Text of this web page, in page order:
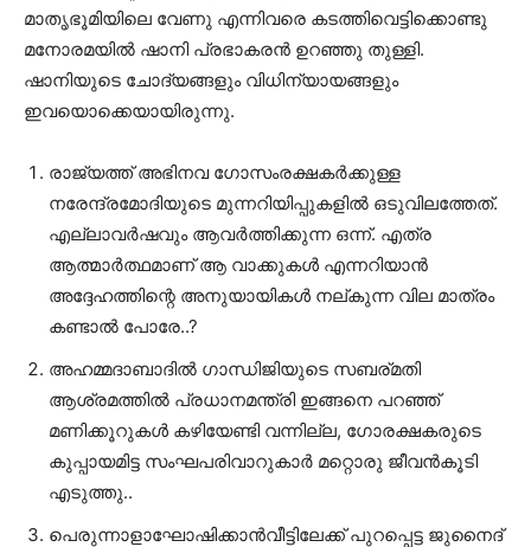
മാതൃഭൂമിയിലെ വേണു എന്നിവരെ കടത്തിവെട്ടിക്കൊണ്ടു
മനോരമയിൽ ഷാനി പ്രഭാകരൻ ഉറഞ്ഞു തുള്ളി.
ഷാനിയുടെ ചോദ്യങ്ങളും വിധിന്യായങ്ങളും
ഇവയൊക്കെയായിരുന്നു.
രാജ്യത്ത് അഭിനവ ഗോസംരക്ഷകർക്കുള്ള
നരേന്ദ്രമോദിയുടെ മുന്നറിയിപ്പുകളിൽ ഒടുവിലത്തേത്.
എല്ലാവർഷവും ആവർത്തിക്കുന്ന ഒന്ന്. എത്ര
ആത്മാർത്ഥമാണ് ആ വാക്കുകൾ എന്നറിയാൻ
അദ്ദേഹത്തിന്റെ അനുയായികൾ നല്കുന്ന വില മാത്രം
കണ്ടാൽ പോരേ..?
അഹമ്മദാബാദിൽ ഗാന്ധിജിയുടെ സബര്മതി
ആശ്രമത്തിൽ പ്രധാനമന്ത്രി ഇങ്ങനെ പറഞ്ഞ്
മണിക്കൂറുകൾ കഴിയേണ്ടി വന്നില്ല, ഗോരക്ഷകരുടെ
കുപ്പായമിട്ട സംഘപരിവാറുകാർ മറ്റൊരു ജീവൻകൂടി
എടുത്തു..
പെരുന്നാളാഘോഷിക്കാൻവീട്ടിലേക്ക് പുറപ്പെട്ട ജുനൈദ്